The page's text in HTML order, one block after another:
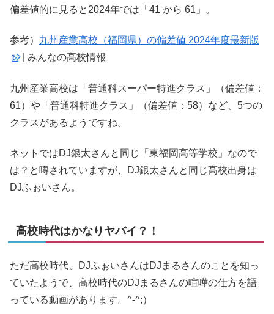
偏差値的に見ると2024年では「41 から 61」。
参考） 九州産業高校（福岡県）の偏差値 2024年度最新版
| みんなの高校情報
九州産業高校は「普通科スーパー特進クラス」（偏差値：
61）や「普通科特進クラス」（偏差値：58）など、5つの
クラスがあるようですね。
ネットではDJ銀太さんと同じ「東福岡高等学校」なので
は？と噂されていますが、DJ銀太さんと同じ高校出身は
DJふぉいさん。
高校時代はかなりヤバイ？！
ただ高校時代、DJふぉいさんはDJまるさんのことを知っ
ていたようで、高校時代のDJまるさんの喧嘩の仕方を語
っている動画があります。^-^;）